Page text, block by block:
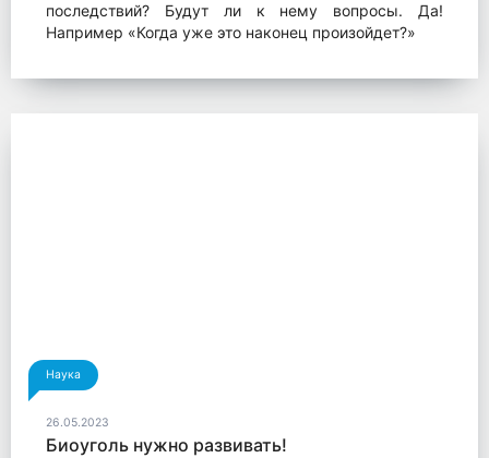
последствий? Будут ли к нему вопросы. Да!
Например «Когда уже это наконец произойдет?»
Наука
26.05.2023
Биоуголь нужно развивать!